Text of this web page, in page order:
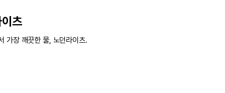
이츠
가장 깨끗한 물, 노던라이츠.